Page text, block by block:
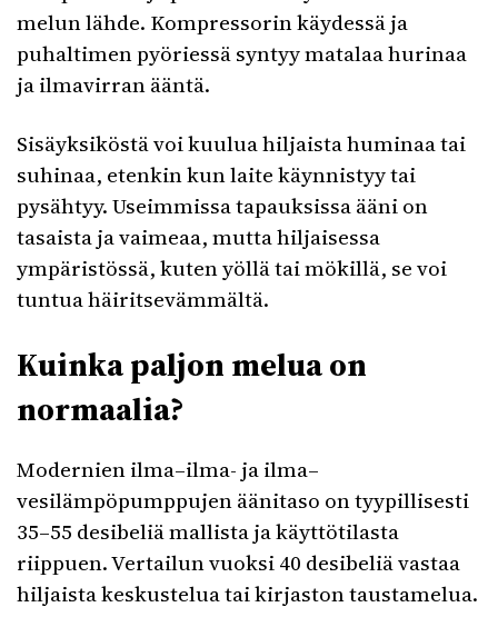
melun lähde. Kompressorin käydessä ja
puhaltimen pyöriessä syntyy matalaa hurinaa
ja ilmavirran ääntä.
Sisäyksiköstä voi kuulua hiljaista huminaa tai
suhinaa, etenkin kun laite käynnistyy tai
pysähtyy. Useimmissa tapauksissa ääni on
tasaista ja vaimeaa, mutta hiljaisessa
ympäristössä, kuten yöllä tai mökillä, se voi
tuntua häiritsevämmältä.
Kuinka paljon melua on
normaalia?
Modernien ilma–ilma- ja ilma–
vesilämpöpumppujen äänitaso on tyypillisesti
35–55 desibeliä mallista ja käyttötilasta
riippuen. Vertailun vuoksi 40 desibeliä vastaa
hiljaista keskustelua tai kirjaston taustamelua.